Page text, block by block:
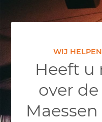
WIJ
Heeft u
over